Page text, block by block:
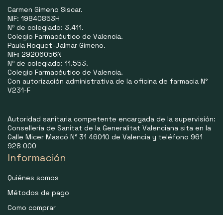
Carmen Gimeno Siscar.
NIF: 19840853H
Nº de colegiado: 3.411.
Colegio Farmacéutico de Valencia.
Paula Roquet-Jalmar Gimeno.
NIF: 29206056N
Nº de colegiado: 11.553.
Colegio Farmacéutico de Valencia.
Con autorización administrativa de la oficina de farmacia N°
V231-F
Autoridad sanitaria competente encargada de la supervisión:
Consellería de Sanitat de la Generalitat Valenciana sita en la
Calle Micer Mascó N° 31 46010 de Valencia y teléfono 961
928 000
Información
Quiénes somos
Métodos de pago
Como comprar